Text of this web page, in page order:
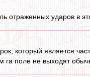
отраженных ударов в
который является
поле не выходят